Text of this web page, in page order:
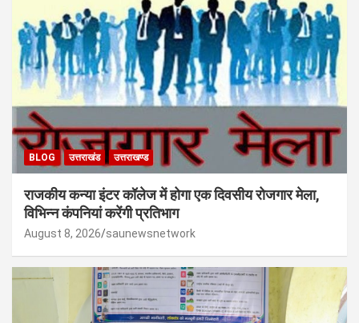
BLOG उत्तराखंड उत्तराखण्ड
राजकीय कन्या इंटर कॉलेज में होगा एक दिवसीय रोजगार मेला,
विभिन्न कंपनियां करेंगी प्रतिभाग
August 8, 2026 saunewsnetwork